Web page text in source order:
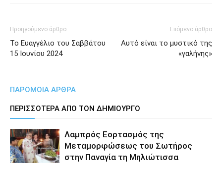
Προηγούμενο άρθρο
Το Ευαγγέλιο του Σαββάτου
15 Ιουνίου 2024
Επόμενο άρθρο
Αυτό είναι το μυστικό της
«γαλήνης»
ΠΑΡΟΜΟΙΑ ΑΡΘΡΑ
ΠΕΡΙΣΣΟΤΕΡΑ ΑΠΟ ΤΟΝ ΔΗΜΙΟΥΡΓΟ
Λαμπρός Εορτασμός της
Μεταμορφώσεως του Σωτήρος
στην Παναγία τη Μηλιώτισσα